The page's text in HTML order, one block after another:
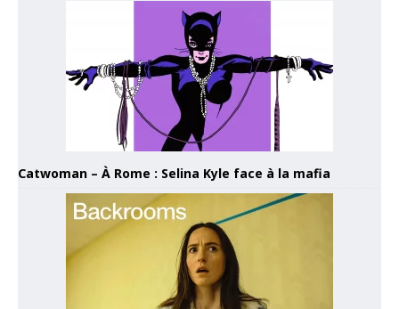
Catwoman – À Rome : Selina Kyle face à la mafia